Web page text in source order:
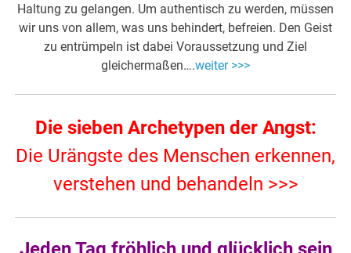
Haltung zu gelangen. Um authentisch zu werden, müssen
wir uns von allem, was uns behindert, befreien. Den Geist
zu entrümpeln ist dabei Voraussetzung und Ziel
gleichermaßen….weiter >>>
Die sieben Archetypen der Angst:
Die Urängste des Menschen erkennen,
verstehen und behandeln >>>